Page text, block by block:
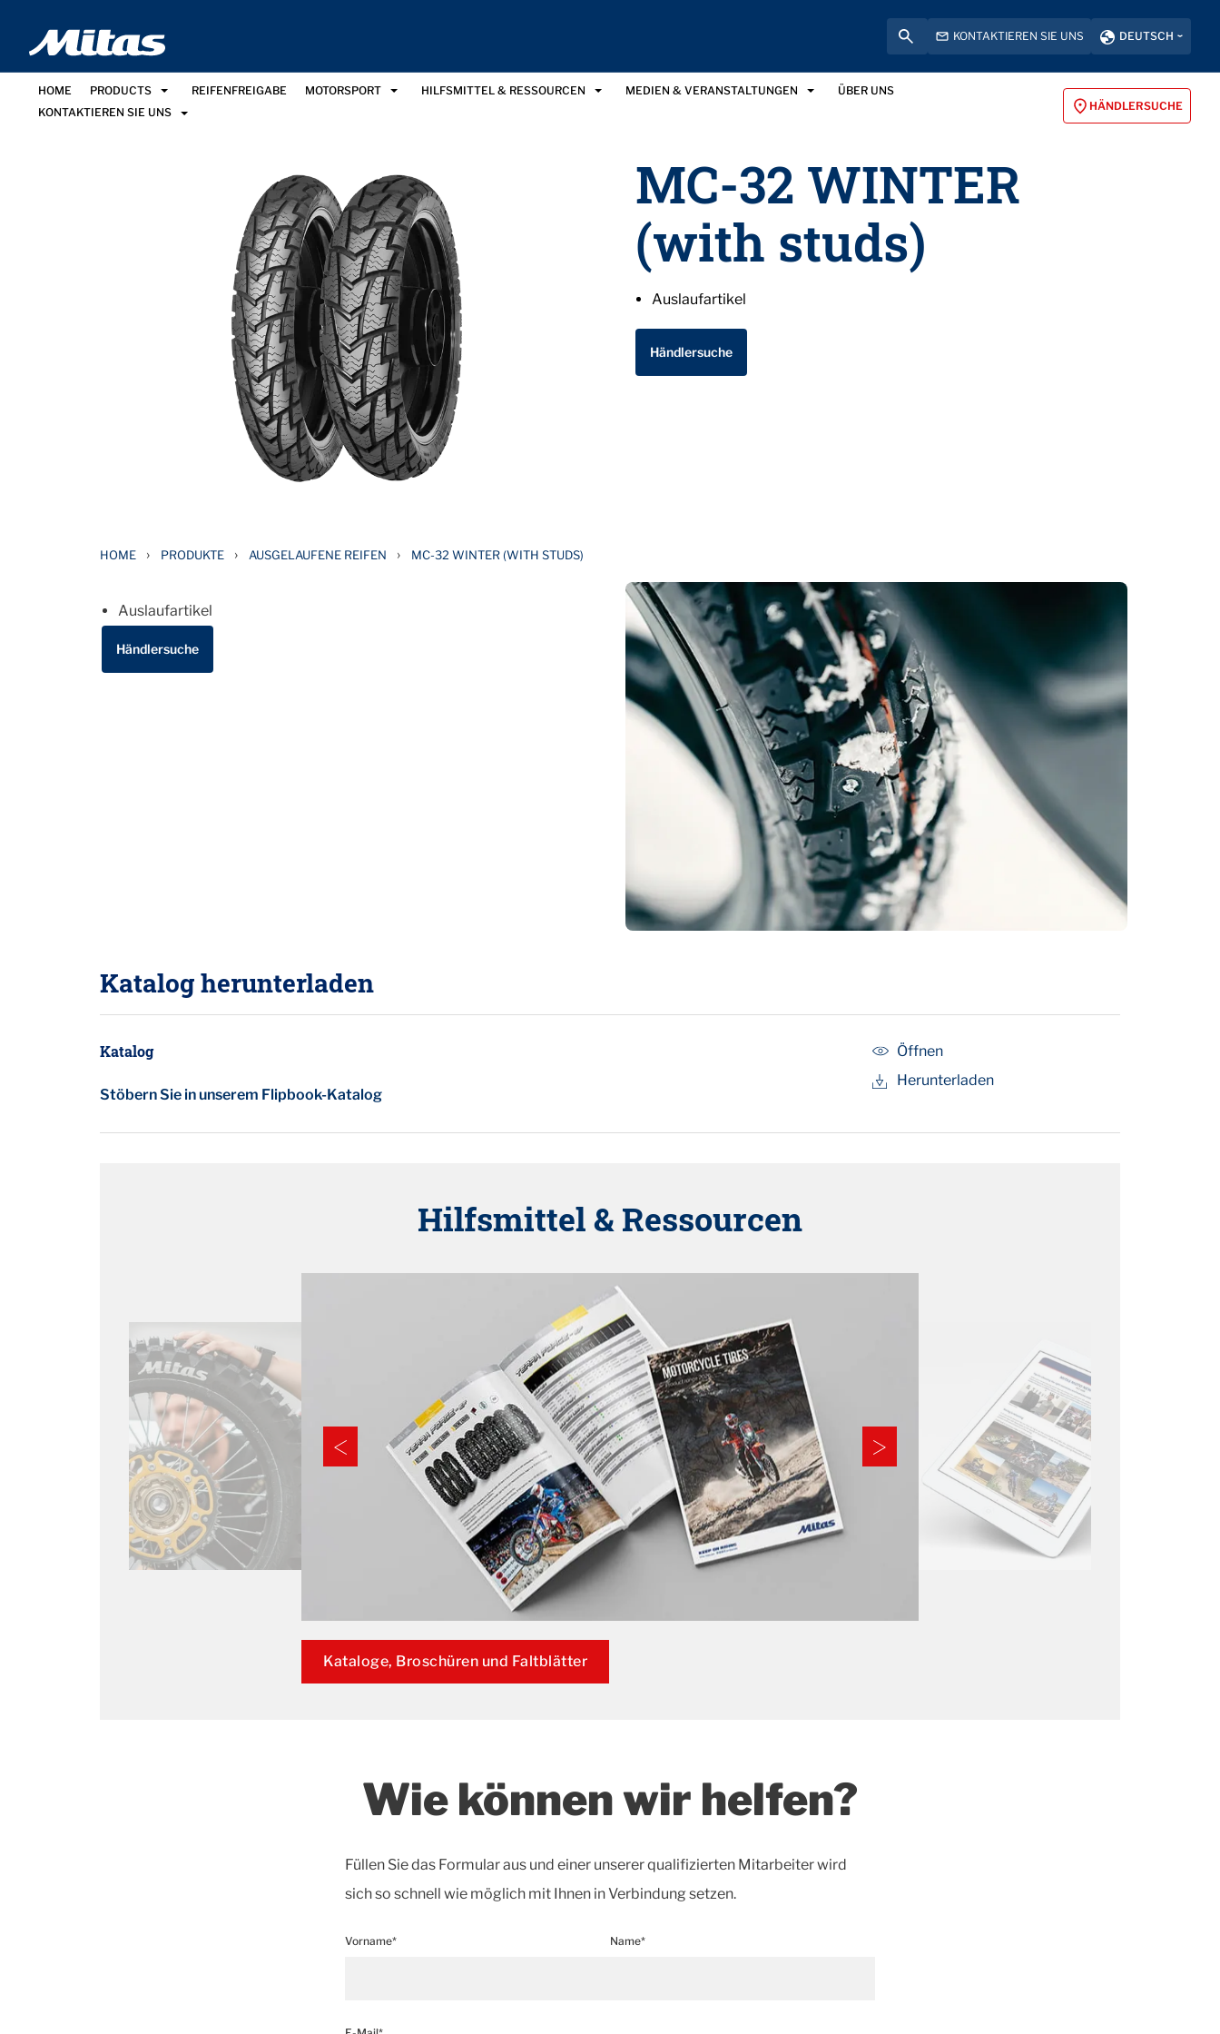
KONTAKTIEREN SIE UNS DEUTSCH
HOME PRODUCTS REIFENFREIGABE MOTORSPORT HILFSMITTEL & RESSOURCEN MEDIEN & VERANSTALTUNGEN
ÜBER UNS
KONTAKTIEREN SIE UNS
HÄNDLERSUCHE
MC-32 WINTER
(with studs)
Auslaufartikel
Händlersuche
HOME › PRODUKTE › AUSGELAUFENE REIFEN › MC-32 WINTER (WITH STUDS)
Auslaufartikel
Händlersuche
Katalog herunterladen
Katalog
Stöbern Sie in unserem Flipbook-Katalog
Öffnen
Herunterladen
Hilfsmittel & Ressourcen
Kataloge, Broschüren und Faltblätter
Wie können wir helfen?
Füllen Sie das Formular aus und einer unserer qualifizierten Mitarbeiter wird
sich so schnell wie möglich mit Ihnen in Verbindung setzen.
Vorname* Name*